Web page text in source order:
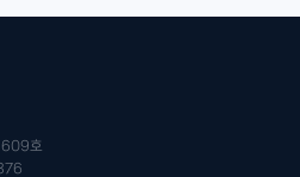
609호